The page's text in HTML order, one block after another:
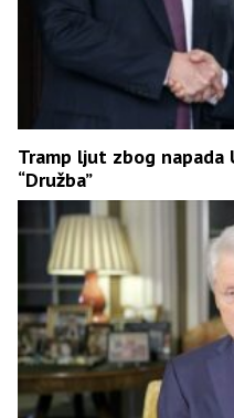
Tramp ljut zbog
“Družba”